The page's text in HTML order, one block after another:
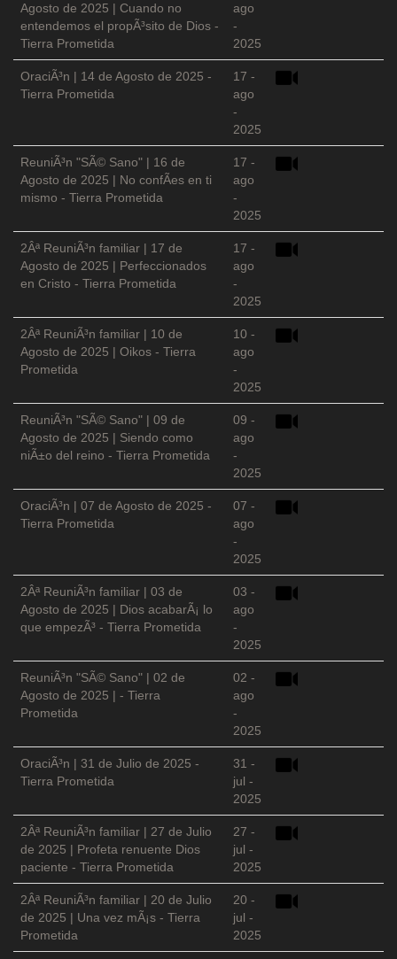
Agosto de 2025 | Cuando no
entendemos el propÃ³sito de Dios -
Tierra Prometida
ago
-
2025
OraciÃ³n | 14 de Agosto de 2025 -
Tierra Prometida
17 -
ago
-
2025
ReuniÃ³n "SÃ© Sano" | 16 de
Agosto de 2025 | No confÃ­es en ti
mismo - Tierra Prometida
17 -
ago
-
2025
2Âª ReuniÃ³n familiar | 17 de
Agosto de 2025 | Perfeccionados
en Cristo - Tierra Prometida
17 -
ago
-
2025
2Âª ReuniÃ³n familiar | 10 de
Agosto de 2025 | Oikos - Tierra
Prometida
10 -
ago
-
2025
ReuniÃ³n "SÃ© Sano" | 09 de
Agosto de 2025 | Siendo como
niÃ±o del reino - Tierra Prometida
09 -
ago
-
2025
OraciÃ³n | 07 de Agosto de 2025 -
Tierra Prometida
07 -
ago
-
2025
2Âª ReuniÃ³n familiar | 03 de
Agosto de 2025 | Dios acabarÃ¡ lo
que empezÃ³ - Tierra Prometida
03 -
ago
-
2025
ReuniÃ³n "SÃ© Sano" | 02 de
Agosto de 2025 | - Tierra
Prometida
02 -
ago
-
2025
OraciÃ³n | 31 de Julio de 2025 -
Tierra Prometida
31 -
jul -
2025
2Âª ReuniÃ³n familiar | 27 de Julio
de 2025 | Profeta renuente Dios
paciente - Tierra Prometida
27 -
jul -
2025
2Âª ReuniÃ³n familiar | 20 de Julio
de 2025 | Una vez mÃ¡s - Tierra
Prometida
20 -
jul -
2025